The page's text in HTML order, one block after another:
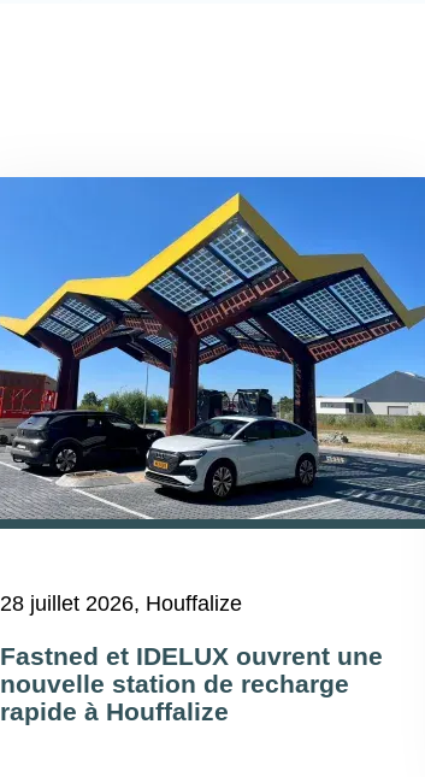
28 juillet 2026, Houffalize
Fastned et IDELUX ouvrent une
nouvelle station de recharge
rapide à Houffalize